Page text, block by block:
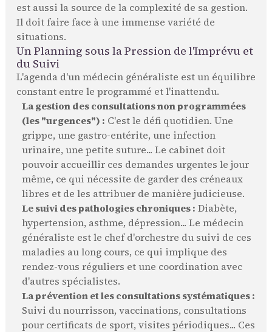
est aussi la source de la complexité de sa gestion.
Il doit faire face à une immense variété de
situations.
Un Planning sous la Pression de l'Imprévu et
du Suivi
L'agenda d'un médecin généraliste est un équilibre
constant entre le programmé et l'inattendu.
La gestion des consultations non programmées
(les "urgences") : C'est le défi quotidien. Une
grippe, une gastro-entérite, une infection
urinaire, une petite suture... Le cabinet doit
pouvoir accueillir ces demandes urgentes le jour
même, ce qui nécessite de garder des créneaux
libres et de les attribuer de manière judicieuse.
Le suivi des pathologies chroniques : Diabète,
hypertension, asthme, dépression... Le médecin
généraliste est le chef d'orchestre du suivi de ces
maladies au long cours, ce qui implique des
rendez-vous réguliers et une coordination avec
d'autres spécialistes.
La prévention et les consultations systématiques :
Suivi du nourrisson, vaccinations, consultations
pour certificats de sport, visites périodiques... Ces